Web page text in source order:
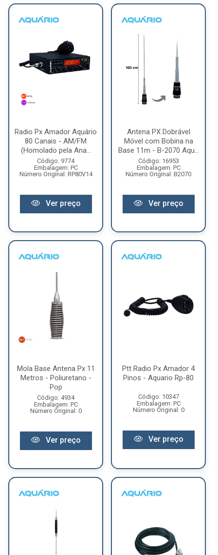
Radio Px Amador Aquário
80 Canais - AM/FM
(Homolado pela Ana...
Código: 9774
Embalagem: PC
Número Original: RP80V14
Ver preço
Antena PX Dobrável
Móvel com Bobina na
Base 11m - B-2070 Aqu...
Código: 16953
Embalagem: PC
Número Original: B2070
Ver preço
Mola Base Antena Px 11
Metros - Poliuretano -
Pop
Código: 4934
Embalagem: PC
Número Original: 0
Ver preço
Ptt Radio Px Amador 4
Pinos - Aquario Rp-80
Código: 10347
Embalagem: PC
Número Original: 0
Ver preço